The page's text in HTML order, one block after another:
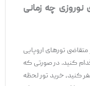
چه زمانی
تورهای اروپایی
کنید. در صورتی که
کنید، خرید تور لحظه